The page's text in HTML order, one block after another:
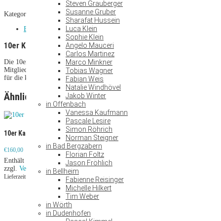
Steven Grauberger
Susanne Gruber
Sharafat Hussein
Luca Klein
Sophie Klein
Angelo Mauceri
Carlos Martinez
Marco Minkner
Tobias Wagner
Fabian Weis
Natalie Windhövel
Jakob Winter
in Offenbach
Vanessa Kaufmann
Pascale Lesire
Simon Röhrich
Norman Steigner
in Bad Bergzabern
Florian Foltz
Jason Fröhlich
in Bellheim
Fabienne Reisinger
Michelle Hilkert
Tim Weber
in Wörth
in Dudenhofen
Menge
Kategorie: 10er Karten Schlagwörter:10er karte
Beschreibung
10er Karte Sauna
Die 10er Karte ist in allen Bella Vitalis Clubs gültig und bedarf keiner
Mitgliedschaft. Ideal für alle, die gelegentlich in die Sauna gehen oder nur
für die kalten Wintermonate nutzen.
Ähnliche Produkte
10er Karte Kurse
€160,00
Enthält 19% MwSt.
zzgl. Versand
Lieferzeit: ca. 2-3 Werktage
Wertgutschein für
Mitgliedsbeiträge,
Bistrokonto und
Personal Training
€25,00 –
Lieferzeit: ca. 2-3 Werktage